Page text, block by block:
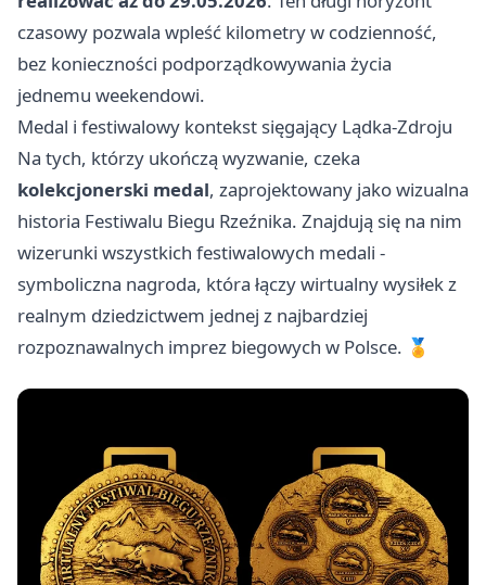
czasowy pozwala wpleść kilometry w codzienność,
bez konieczności podporządkowywania życia
jednemu weekendowi.
Medal i festiwalowy kontekst sięgający Lądka-Zdroju
Na tych, którzy ukończą wyzwanie, czeka
kolekcjonerski medal, zaprojektowany jako wizualna
historia Festiwalu Biegu Rzeźnika. Znajdują się na nim
wizerunki wszystkich festiwalowych medali -
symboliczna nagroda, która łączy wirtualny wysiłek z
realnym dziedzictwem jednej z najbardziej
rozpoznawalnych imprez biegowych w Polsce. 🏅